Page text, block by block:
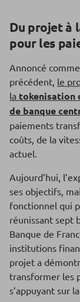
Du projet à
pour les
Annoncé
précédent, le
la tokenisation
de banque
paiements
coûts, de la
actuel.
Aujourd’hui,
ses objectifs,
fonctionnel qui
réunissant sept
Banque de
institutions
projet a
transformer les
s’appuyant sur